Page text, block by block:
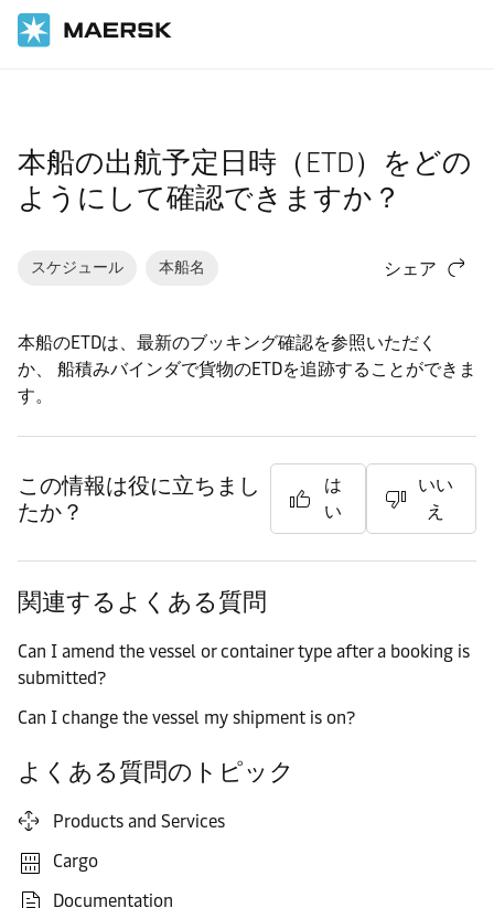
本船の出航予定日時（ETD）をどの
ようにして確認できますか？
スケジュール 本船名 シェア
本船のETDは、最新のブッキング確認を参照いただく
か、 船積みバインダで貨物のETDを追跡することができま
す。
この情報は役に立ちまし
たか？
は
い
いい
え
関連するよくある質問
Can I amend the vessel or container type after a booking is
submitted?
Can I change the vessel my shipment is on?
よくある質問のトピック
Products and Services
Cargo
Documentation